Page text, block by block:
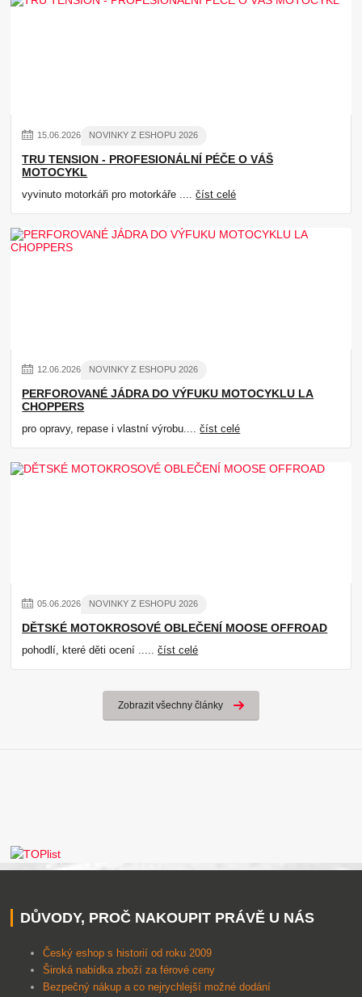
15. 06. 2026 NOVINKY Z ESHOPU 2026
TRU TENSION - PROFESIONÁLNÍ PÉČE O VÁŠ
MOTOCYKL
vyvinuto motorkáři pro motorkáře ....číst celé
12. 06. 2026 NOVINKY Z ESHOPU 2026
PERFOROVANÉ JÁDRA DO VÝFUKU MOTOCYKLU LA
CHOPPERS
pro opravy, repase i vlastní výrobu....číst celé
05. 06. 2026 NOVINKY Z ESHOPU 2026
DĚTSKÉ MOTOKROSOVÉ OBLEČENÍ MOOSE OFFROAD
pohodlí, které děti ocení .....číst celé
Zobrazit všechny články
DŮVODY, PROČ NAKOUPIT PRÁVĚ U NÁS
Český eshop s historií od roku 2009
Široká nabídka zboží za férové ceny
Bezpečný nákup a co nejrychlejší možné dodání